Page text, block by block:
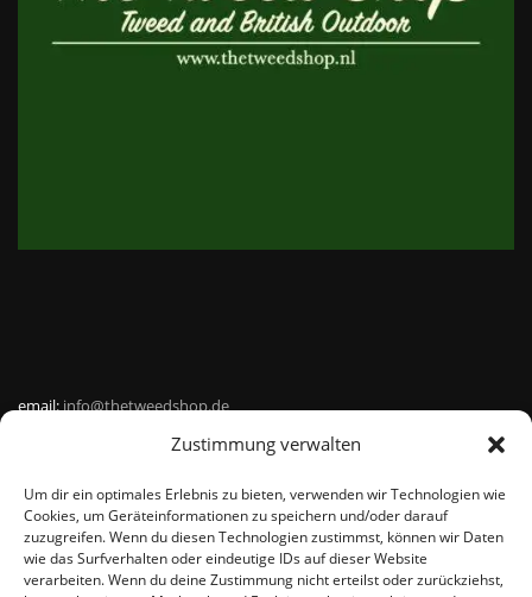
Zustimmung verwalten
Um dir ein optimales Erlebnis zu bieten, verwenden wir Technologien wie
Cookies, um Geräteinformationen zu speichern und/oder darauf
zuzugreifen. Wenn du diesen Technologien zustimmst, können wir Daten
wie das Surfverhalten oder eindeutige IDs auf dieser Website
verarbeiten. Wenn du deine Zustimmung nicht erteilst oder zurückziehst,
email:info@thetweedshop.de
Kvk Nummer: 88959732
MWSnr: NL864836247B01